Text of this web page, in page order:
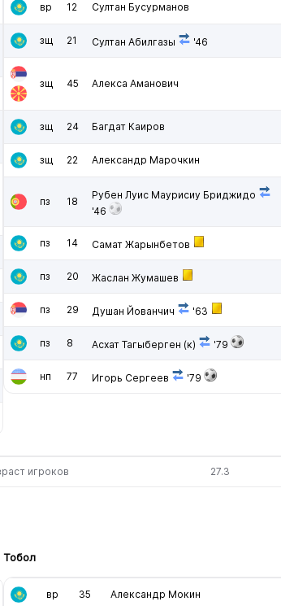
вр 12 Султан Бусурманов
зщ 21 Султан Абилгазы '46
зщ 45 Алекса Аманович
зщ 24 Багдат Каиров
зщ 22 Александр Марочкин
пз 18
Рубен Луис Маурисиу Бриджидо
'46
пз 14 Самат Жарынбетов
пз 20 Жаслан Жумашев
пз 29 Душан Йованчич '63
пз 8 Асхат Тагыберген (к) '79
нп 77 Игорь Сергеев '79
игроков 27.3
Тобол
вр 35 Александр Мокин